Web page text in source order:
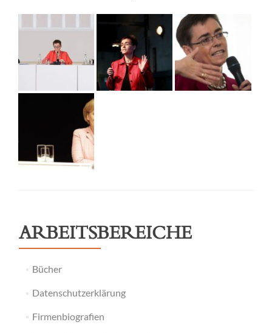
ARBEITSBEREICHE
Bücher
Datenschutzerklärung
Firmenbiografien